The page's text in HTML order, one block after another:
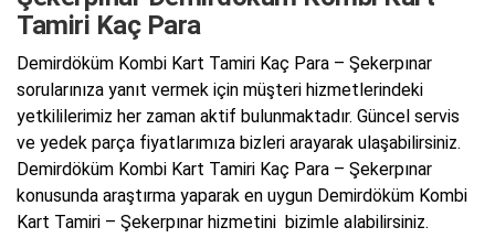
Tamiri Kaç Para
Demirdöküm Kombi Kart Tamiri Kaç Para – Şekerpınar
sorularınıza yanıt vermek için müşteri hizmetlerindeki
yetkililerimiz her zaman aktif bulunmaktadır. Güncel servis
ve yedek parça fiyatlarımıza bizleri arayarak ulaşabilirsiniz.
Demirdöküm Kombi Kart Tamiri Kaç Para – Şekerpınar
konusunda araştırma yaparak en uygun Demirdöküm Kombi
Kart Tamiri – Şekerpınar hizmetini bizimle alabilirsiniz.